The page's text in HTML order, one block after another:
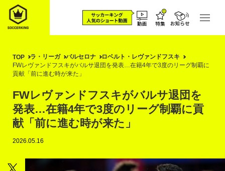
TOP ラ・リーガ バルセロナ
ロベルト・レヴァンドフスキ
FWレヴァンドフスキがバルサ退団を発表…在籍4年で3度のリーグ制覇に
貢献「前に進む時が来た」
FWレヴァンドフスキがバルサ退団を
発表…在籍4年で3度のリーグ制覇に貢
献「前に進む時が来た」
2026.05.16